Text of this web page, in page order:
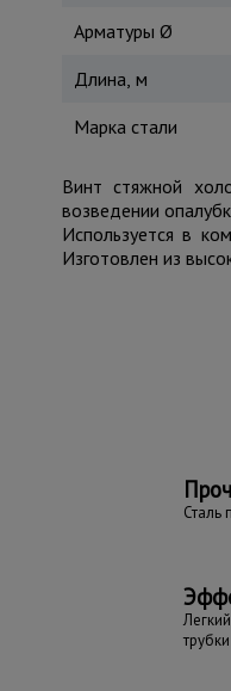
Арматуры Ø
Длина, м
Марка стали
Винт стяжной
возведении
Используется в
Изготовлен из
Сталь